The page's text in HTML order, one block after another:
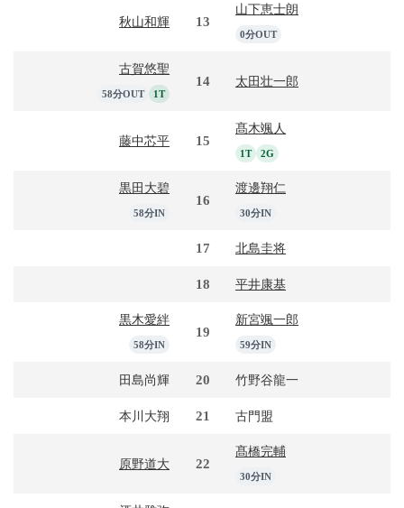
秋山和輝 13
山下恵士朗
0分OUT
古賀悠聖
58分OUT 1T
14 太田壮一郎
藤中芯平 15
髙木颯人
1T 2G
黒田大碧
58分IN
16
渡邊翔仁
30分IN
17 北島圭将
18 平井康基
黒木愛絆
58分IN
19
新宮颯一郎
59分IN
田島尚輝 20 竹野谷龍一
本川大翔 21 古門盟
原野道大 22
髙橋完輔
30分IN